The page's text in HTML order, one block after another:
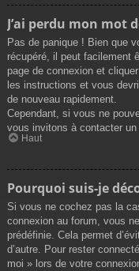
J’ai perdu mon mot
Pas de panique ! Bien que
récupéré, il peut facilement
page de connexion et
les instructions et vous
de nouveau rapidement.
Cependant, si vous ne
vous invitons à contacter un
Haut
Pourquoi suis-je
Si vous ne cochez pas la
connexion au forum, vous
prédéfinie. Cela permet
d’autre. Pour rester
moi » lors de votre